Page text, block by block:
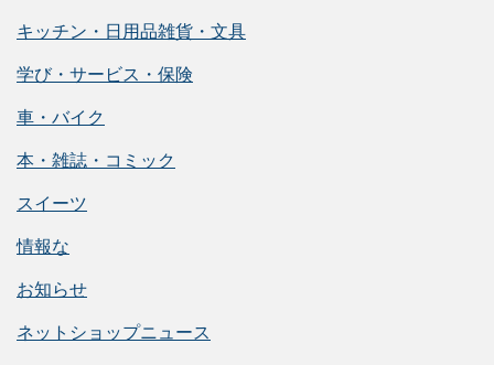
キッチン・日用品雑貨・文具
学び・サービス・保険
車・バイク
本・雑誌・コミック
スイーツ
情報な
お知らせ
ネットショップニュース